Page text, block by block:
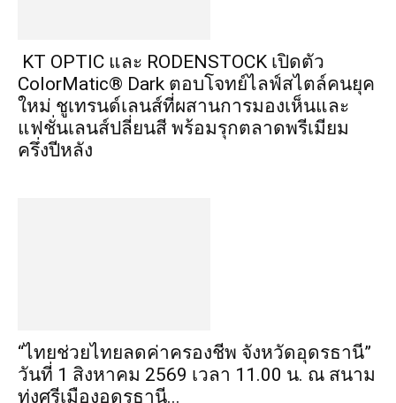
KT OPTIC และ RODENSTOCK เปิดตัว
ColorMatic® Dark ตอบโจทย์ไลฟ์สไตล์คนยุค
ใหม่ ชูเทรนด์เลนส์ที่ผสานการมองเห็นและ
แฟชั่นเลนส์ปลี่ยนสี พร้อมรุกตลาดพรีเมียม
ครึ่งปีหลัง
“ไทยช่วยไทยลดค่าครองชีพ จังหวัดอุดรธานี”
วันที่ 1 สิงหาคม 2569 เวลา 11.00 น. ณ สนาม
ทุ่งศรีเมืองอุดรธานี...